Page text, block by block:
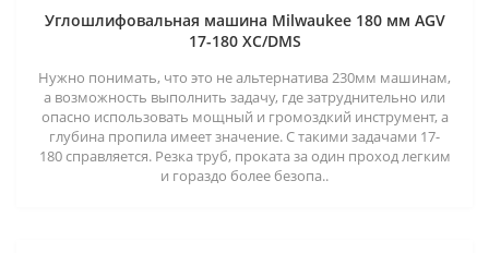
Углошлифовальная машина Milwaukee 180 мм AGV
17-180 XC/DMS
Нужно понимать, что это не альтернатива 230мм машинам,
а возможность выполнить задачу, где затруднительно или
опасно использовать мощный и громоздкий инструмент, а
глубина пропила имеет значение. С такими задачами 17-
180 справляется. Резка труб, проката за один проход легким
и гораздо более безопа..